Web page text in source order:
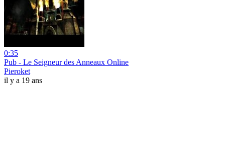
0:35
Pub - Le Seigneur des Anneaux Online
Pieroket
il y a 19 ans